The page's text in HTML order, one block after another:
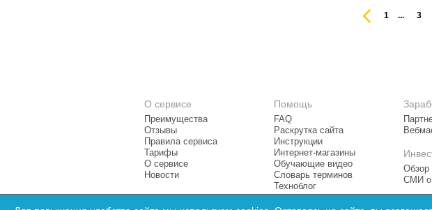
1 ... 3
О сервисе
Преимущества
Отзывы
Правила сервиса
Тарифы
О сервисе
Новости
Помощь
FAQ
Раскрутка сайта
Инструкции
Интернет-магазины
Обучающие видео
Словарь терминов
Техноблог
Обзор
СМИ о
© 2026 Конструктор сайтов Setup.ru